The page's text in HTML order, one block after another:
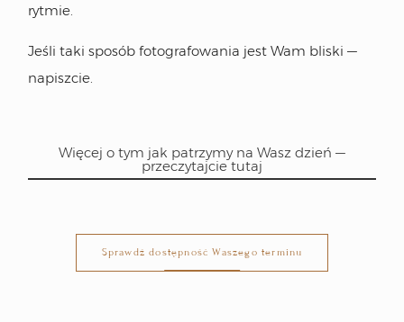
niż odgrywanie wcześniej zaplanowanych
scen.
Wielkie wesele czy kameralne spotkanie z
02
Ile kosztuje fotograf ślubny
Fotografujemy w dwóch formach.
Duo — Marcin i Kamila, dwa spojrzenia na ten
rytmie.
Jeśli taki sposób fotografowania jest Wam bliski —
napiszcie.
Więcej o tym jak patrzymy na Wasz dzień —
przeczytajcie tutaj
Sprawdź dostępność Waszego terminu